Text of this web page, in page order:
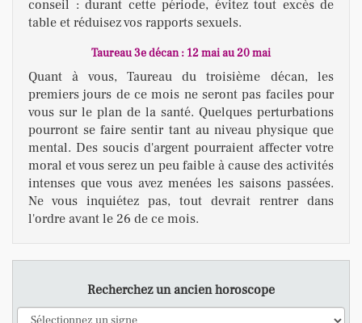
conseil : durant cette période, évitez tout excès de
table et réduisez vos rapports sexuels.
Taureau 3e décan : 12 mai au 20 mai
Quant à vous, Taureau du troisième décan, les
premiers jours de ce mois ne seront pas faciles pour
vous sur le plan de la santé. Quelques perturbations
pourront se faire sentir tant au niveau physique que
mental. Des soucis d'argent pourraient affecter votre
moral et vous serez un peu faible à cause des activités
intenses que vous avez menées les saisons passées.
Ne vous inquiétez pas, tout devrait rentrer dans
l'ordre avant le 26 de ce mois.
Recherchez un ancien horoscope